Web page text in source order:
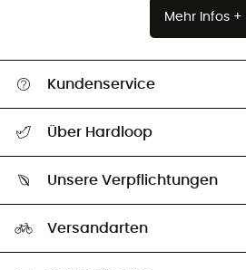
Mehr Infos +
Kundenservice
Größentabelle
Vertrag widerrufen
Über Hardloop
Unsere Botschafter
Unsere Verpflichtungen
Versandarten